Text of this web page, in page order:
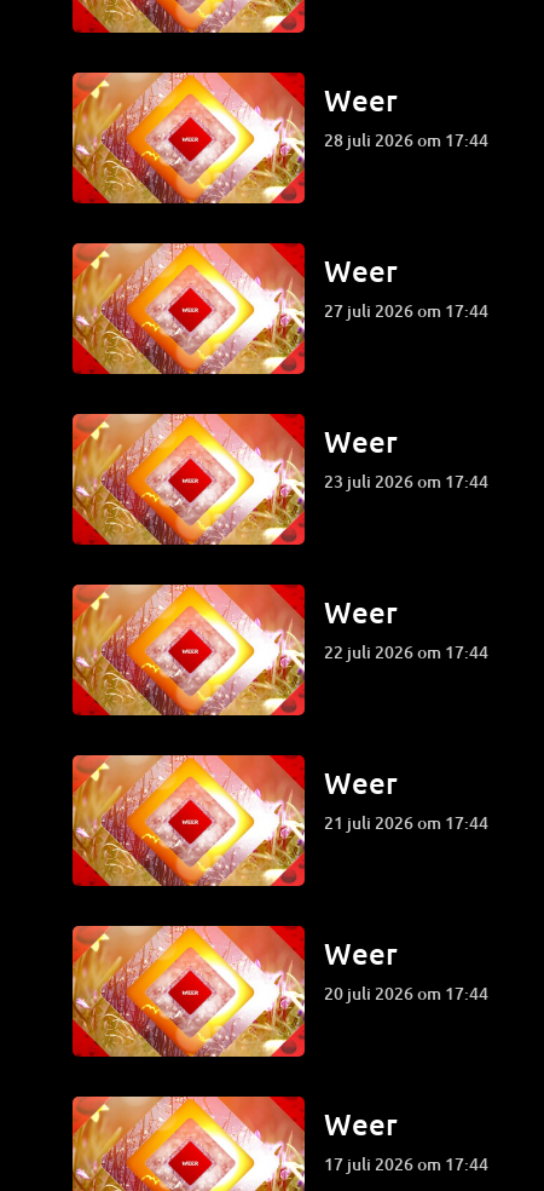
Weer
28 juli 2026 om 17:44
Weer
27 juli 2026 om 17:44
Weer
23 juli 2026 om 17:44
Weer
22 juli 2026 om 17:44
Weer
21 juli 2026 om 17:44
Weer
20 juli 2026 om 17:44
Weer
17 juli 2026 om 17:44